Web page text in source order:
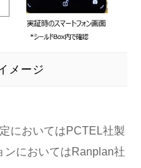
メージ
においてはPCTEL社製
ンにおいてはRanplan社